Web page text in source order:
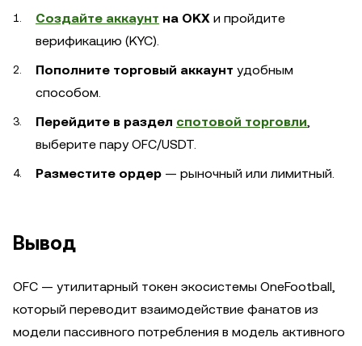
Создайте аккаунт на OKX и пройдите
верификацию (KYC).
Пополните торговый аккаунт удобным
способом.
Перейдите в раздел спотовой торговли,
выберите пару OFC/USDT.
Разместите ордер — рыночный или лимитный.
Вывод
OFC — утилитарный токен экосистемы OneFootball,
который переводит взаимодействие фанатов из
модели пассивного потребления в модель активного